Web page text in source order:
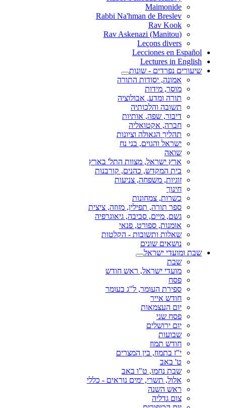
Maimonide
Rabbi Na'hman de Breslev
Rav Kook
(Rav Askenazi (Manitou
Leçons divers
Lecciones en Español
Lectures in English
שיעורים נפרדים - שונות
אמונה, יסודות התורה
מוסר, מידות
תורה ומדע, אבולוציה
תשובה והלכותיה
דיבור, שפה, אותיות
חברה, אקטואליה
תהליך הגאולה וציונות
ישראל והגוים, בני נח
שואה
ארץ ישראל, מצוות התל' בארץ
בית המקדש, כהנים, קורבנות
זוגיות, משפחה, צניעות
חינוך
כשרות, צמחונות
ספר תורה, תפילין, מזוזה, ציצית
גשם, מיים, סביבה, גיאוגרפיה
אומנות, ספורט, פנאי
שאלות ותשובות - הקלטות
נושאים שונים
שבת ומועדי ישראל
שבת
מועדי ישראל, ראש חודש
פסח
ספירת העומר, ל"ג בעומר
חודש אייר
יום העצמאות
פסח שני
יום ירושלים
שבועות
חודש תמוז
י"ז בתמוז, בין המצרים
ט' באב
שבת נחמו, ט"ו באב
אלול, תשרי, ימים נוראים - כללי
ראש השנה
צום גדליה